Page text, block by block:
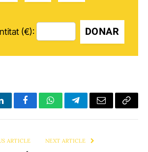
(€): DONAR
FacebookWhatsAppTelegramEmail Copy
ARTICLE NEXT ARTICLE